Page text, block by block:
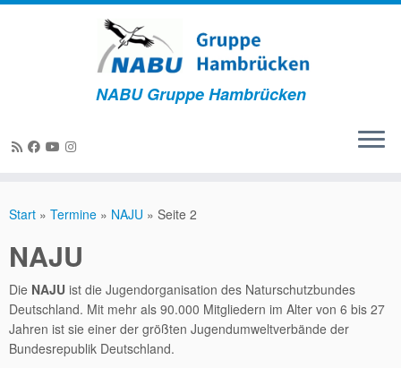
NABU Gruppe Hambrücken
Start » Termine » NAJU » Seite 2
NAJU
Die NAJU ist die Jugendorganisation des Naturschutzbundes
Deutschland. Mit mehr als 90.000 Mitgliedern im Alter von 6 bis 27
Jahren ist sie einer der größten Jugendumweltverbände der
Bundesrepublik Deutschland.